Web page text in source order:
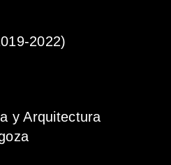
2022)
y Arquitectura